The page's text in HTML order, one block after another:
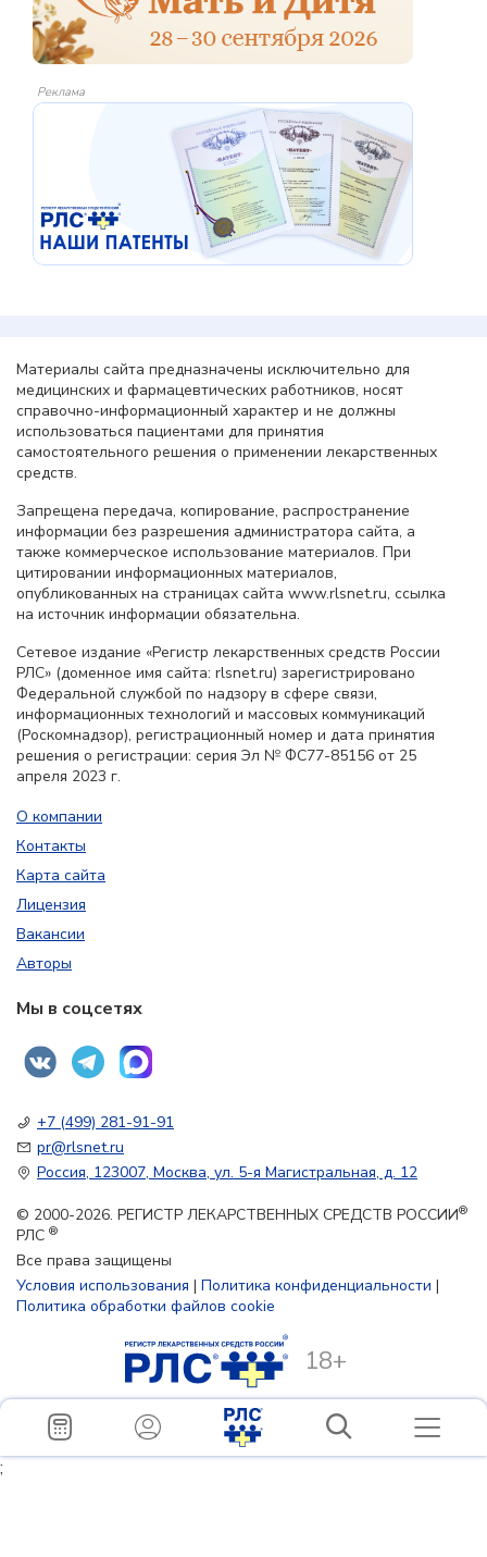
Реклама
Материалы сайта предназначены исключительно для
медицинских и фармацевтических работников, носят
справочно-информационный характер и не должны
использоваться пациентами для принятия
самостоятельного решения о применении лекарственных
средств.
Запрещена передача, копирование, распространение
информации без разрешения администратора сайта, а
также коммерческое использование материалов. При
цитировании информационных материалов,
опубликованных на страницах сайта www.rlsnet.ru, ссылка
на источник информации обязательна.
Сетевое издание «Регистр лекарственных средств России
РЛС» (доменное имя сайта: rlsnet.ru) зарегистрировано
Федеральной службой по надзору в сфере связи,
информационных технологий и массовых коммуникаций
(Роскомнадзор), регистрационный номер и дата принятия
решения о регистрации: серия Эл № ФС77-85156 от 25
апреля 2023 г.
О компании
Контакты
Карта сайта
Лицензия
Вакансии
Авторы
Мы в соцсетях
+7 (499) 281-91-91
pr@rlsnet.ru
Россия, 123007, Москва, ул. 5-я Магистральная, д. 12
© 2000-2026. РЕГИСТР ЛЕКАРСТВЕННЫХ СРЕДСТВ РОССИИ®
РЛС ®
Все права защищены
Условия использования | Политика конфиденциальности |
Политика обработки файлов cookie
18+
;